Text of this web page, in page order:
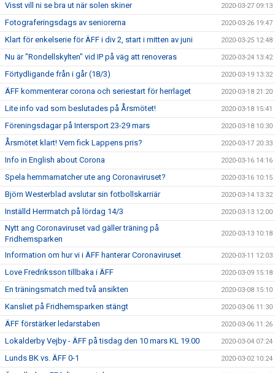
Visst vill ni se bra ut när solen skiner 2020-03-27 09:13
Fotograferingsdags av seniorerna 2020-03-26 19:47
Klart för enkelserie för ÄFF i div 2, start i mitten av juni 2020-03-25 12:48
Nu är "Rondellskylten" vid IP på väg att renoveras 2020-03-24 13:42
Förtydligande från i går (18/3) 2020-03-19 13:32
ÄFF kommenterar corona och seriestart för herrlaget 2020-03-18 21:20
Lite info vad som beslutades på Årsmötet! 2020-03-18 15:41
Föreningsdagar på Intersport 23-29 mars 2020-03-18 10:30
Årsmötet klart! Vem fick Lappens pris? 2020-03-17 20:33
Info in English about Corona 2020-03-16 14:16
Spela hemmamatcher ute ang Coronaviruset? 2020-03-16 10:15
Björn Westerblad avslutar sin fotbollskarriär 2020-03-14 13:32
Inställd Herrmatch på lördag 14/3 2020-03-13 12:00
Nytt ang Coronaviruset vad gäller träning på
Fridhemsparken
2020-03-13 10:18
Information om hur vi i ÄFF hanterar Coronaviruset 2020-03-11 12:03
Love Fredriksson tillbaka i ÄFF 2020-03-09 15:18
En träningsmatch med två ansikten 2020-03-08 15:10
Kansliet på Fridhemsparken stängt 2020-03-06 11:30
ÄFF förstärker ledarstaben 2020-03-06 11:26
Lokalderby Vejby - ÄFF på tisdag den 10 mars KL 19.00 2020-03-04 07:24
Lunds BK vs. ÄFF 0-1 2020-03-02 10:24